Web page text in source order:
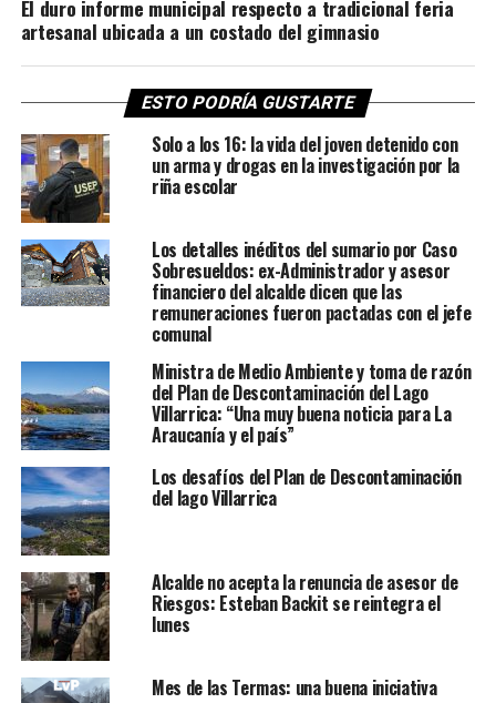
El duro informe municipal respecto a tradicional feria
artesanal ubicada a un costado del gimnasio
ESTO PODRÍA GUSTARTE
Solo a los 16: la vida del joven detenido con
un arma y drogas en la investigación por la
riña escolar
Los detalles inéditos del sumario por Caso
Sobresueldos: ex-Administrador y asesor
financiero del alcalde dicen que las
remuneraciones fueron pactadas con el jefe
comunal
Ministra de Medio Ambiente y toma de razón
del Plan de Descontaminación del Lago
Villarrica: “Una muy buena noticia para La
Araucanía y el país”
Los desafíos del Plan de Descontaminación
del lago Villarrica
Alcalde no acepta la renuncia de asesor de
Riesgos: Esteban Backit se reintegra el
lunes
Mes de las Termas: una buena iniciativa